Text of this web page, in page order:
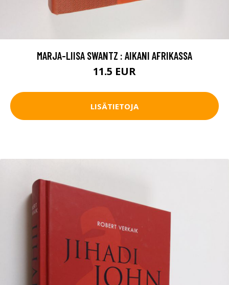
MARJA-LIISA SWANTZ : AIKANI AFRIKASSA
11.5 EUR
LISÄTIETOJA